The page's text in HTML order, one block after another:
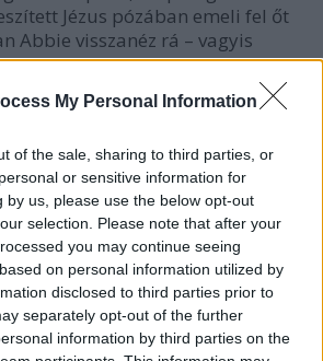
My Personal Information
of the sale, sharing to third parties, or
or sensitive information for
by us, please use the below opt-out
selection. Please note that after your
you may continue seeing
on personal information utilized by
disclosed to third parties prior to
separately opt-out of the further
information by third parties on the
Jézus pózában emeli fel őt
Abbie visszanéz rá – vagyis
a megmagyarázhatatlan, a
betegséget elhozza a
Lydia pedig az ő
szexuálisan elnyomott barátnőit
hasonlítható Jézushoz.
halad előre, egyre jobban
a testvéri szeretet (elsősorban a
támasztja alá, hogy Lydia
Susanre (pl. kórtermi
középpontjában a
ő irányít mindent és